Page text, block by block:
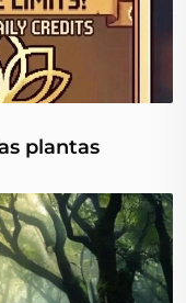
plantas